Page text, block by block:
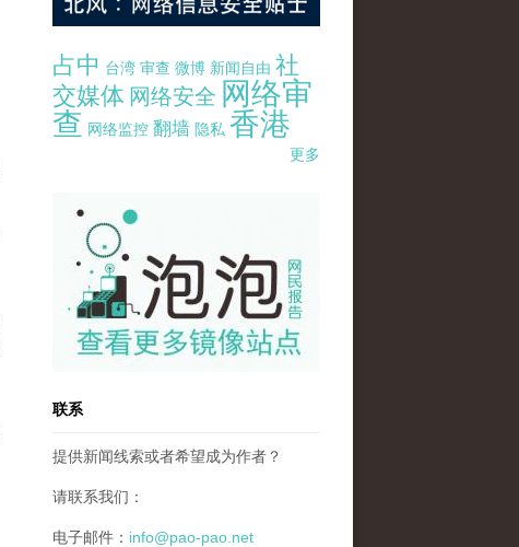
占中 台湾 审查 微博 新闻自由 社
交媒体 网络安全 网络审
查 网络监控 翻墙 隐私 香港
更多
pao-pao-banner-mirror-site-120814.jpg
联系
提供新闻线索或者希望成为作者？
请联系我们：
电子邮件： info@pao-pao.net